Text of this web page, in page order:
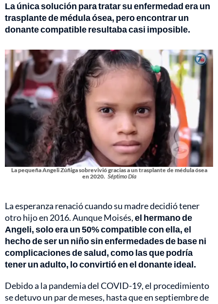
La única solución para tratar su enfermedad era un
trasplante de médula ósea, pero encontrar un
donante compatible resultaba casi imposible.
La pequeña Angeli Zúñiga sobrevivió gracias a un trasplante de médula ósea
en 2020. Séptimo Día
La esperanza renació cuando su madre decidió tener
otro hijo en 2016. Aunque Moisés,el hermano de
Angeli, solo era un 50% compatible con ella, el
hecho de ser un niño sin enfermedades de base ni
complicaciones de salud, como las que podría
tener un adulto, lo convirtió en el donante ideal.
Debido a la pandemia del COVID-19, el procedimiento
se detuvo un par de meses, hasta que en septiembre de